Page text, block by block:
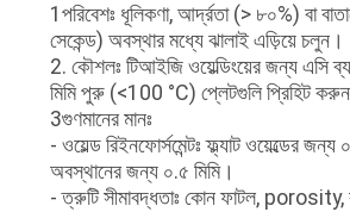
1পরিবেশঃ ধূলিকণা, আর্দ্রতা (> ৮০%) বা
সেকেন্ড) অবস্থার মধ্যে ঝালাই এড়িয়ে চলুন।
2. কৌশলঃ টিআইজি ওয়েল্ডিংয়ের জন্য এসি
মিমি পুরু (<100 °C) প্লেটগুলি প্রিহিট
3গুণমানের মানঃ
- ওয়েল্ড রিইনফোর্সমেন্টঃ ফ্ল্যাট ওয়েল্ডের
অবস্থানের জন্য ০.৫ মিমি।
- ত্রুটি সীমাবদ্ধতাঃ কোন ফাটল, porosity,